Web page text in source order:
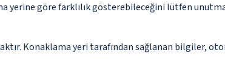
yerine göre farklılık gösterebileceğini lütfen
Konaklama yeri tarafından sağlanan bilgiler,